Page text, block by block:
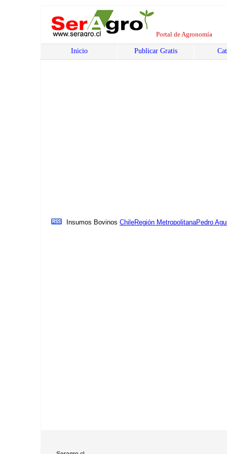
Portal de Agronomía
Inicio Publicar Gratis
Insumos Bovinos ChileRegión MetropolitanaPedro